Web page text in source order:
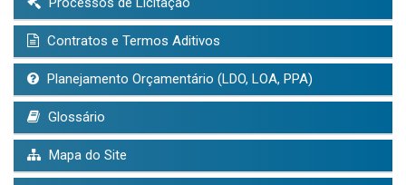
Contratos e Termos Aditivos
Planejamento Orçamentário (LDO, LOA, PPA)
Glossário
Mapa do Site